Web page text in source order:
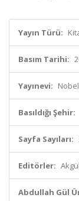
Yayın Türü:
Basım Tarihi:
Yayınevi:
Basıldığı Şehir:
Sayfa Sayıları:
Editörler:
Abdullah Gül